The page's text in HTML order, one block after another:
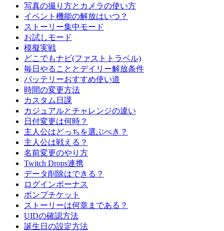
写真の撮り方とカメラの使い方
イベント機能の解放はいつ？
ストーリー集中モード
お試しモード
模擬実戦
どこでもナビ(ファストトラベル)
毎日やることとデイリー解放条件
バッテリーおすすめ使い道
時間の変更方法
カスタム日課
カジュアルとチャレンジの違い
日付変更は何時？
主人公はどっちを選ぶべき？
主人公は戦える？
名前変更のやり方
Twitch Drops連携
データ削除はできる？
ログインボーナス
ボンプチケット
ストーリーは何章まである？
UIDの確認方法
誕生日の設定方法